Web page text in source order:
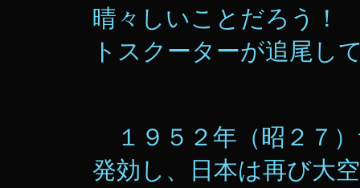
晴々しいことだろう！
トスクーターが追尾し
１９５２年（昭２７
発効し、日本は再び大